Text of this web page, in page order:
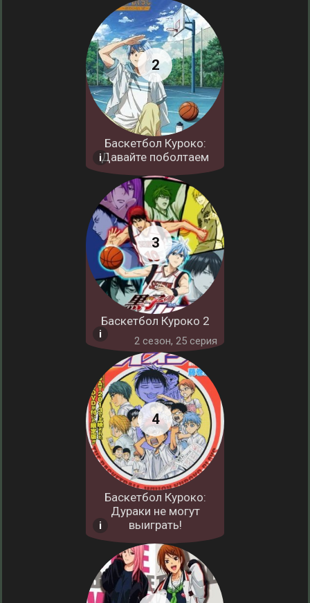
Баскетбол Куроко:
Давайте поболтаем
Баскетбол Куроко 2
2 cезон, 25 серия
Баскетбол Куроко:
Дураки не могут
выиграть!